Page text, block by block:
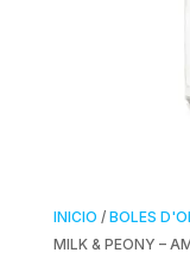
INICIO / BOLES
MILK & PEONY –